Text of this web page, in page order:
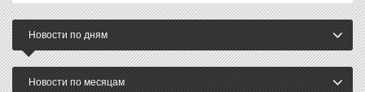
Новости по дням
Новости по месяцам